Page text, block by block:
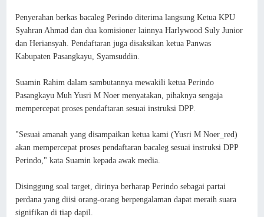
Penyerahan berkas bacaleg Perindo diterima langsung Ketua KPU
Syahran Ahmad dan dua komisioner lainnya Harlywood Suly Junior
dan Heriansyah. Pendaftaran juga disaksikan ketua Panwas
Kabupaten Pasangkayu, Syamsuddin.
Suamin Rahim dalam sambutannya mewakili ketua Perindo
Pasangkayu Muh Yusri M Noer menyatakan, pihaknya sengaja
mempercepat proses pendaftaran sesuai instruksi DPP.
"Sesuai amanah yang disampaikan ketua kami (Yusri M Noer_red)
akan mempercepat proses pendaftaran bacaleg sesuai instruksi DPP
Perindo," kata Suamin kepada awak media.
Disinggung soal target, dirinya berharap Perindo sebagai partai
perdana yang diisi orang-orang berpengalaman dapat meraih suara
signifikan di tiap dapil.